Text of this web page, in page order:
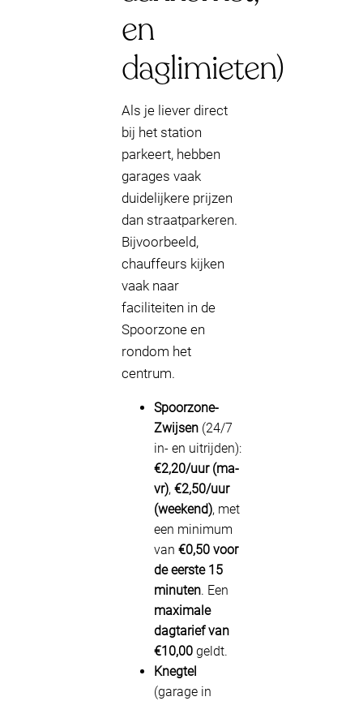
en
daglimieten)
Als je liever direct
bij het station
parkeert, hebben
garages vaak
duidelijkere prijzen
dan straatparkeren.
Bijvoorbeeld,
chauffeurs kijken
vaak naar
faciliteiten in de
Spoorzone en
rondom het
centrum.
Spoorzone-
Zwijsen (24/7
in- en uitrijden):
€2,20/uur (ma-
vr), €2,50/uur
(weekend), met
een minimum
van €0,50 voor
de eerste 15
minuten. Een
maximale
dagtarief van
€10,00 geldt.
Knegtel
(garage in